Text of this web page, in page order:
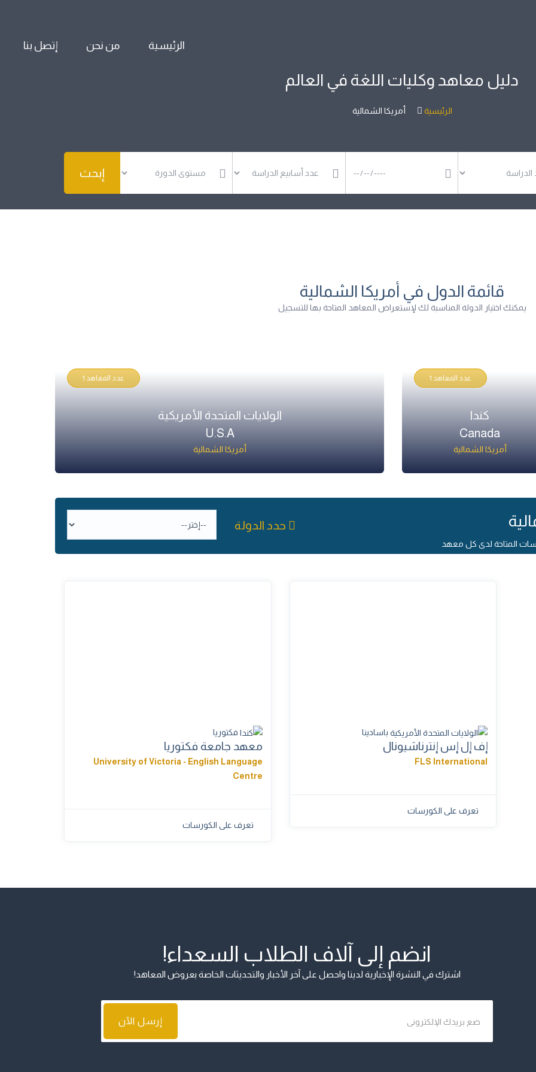
الرئيسية من نحن إتصل بنا
دليل معاهد وكليات اللغة في العالم
الرئيسية أمريكا الشمالية
قائمة الدول في أمريكا الشمالية
يمكنك اختيار الدولة المناسبة لك لإستعراض المعاهد المتاحة بها للتسجيل
عدد المعاهد 1
الولايات المتحدة الأمريكية
U.S.A
أمريكا الشمالية
عدد المعاهد 1
كندا
Canada
أمريكا الشمالية
حدد الدولة
المتاحة لدى كل معهد
فكتوريا
معهد جامعة فكتوريا
University of Victoria - English Language
Centre
تعرف على الكورسات
باسادينا
إف إل إس إنترناشيونال
FLS International
تعرف على الكورسات
انضم إلى آلاف الطلاب السعداء!
اشترك في النشرة الإخبارية لدينا واحصل على آخر الأخبار والتحديثات الخاصة بعروض المعاهد!